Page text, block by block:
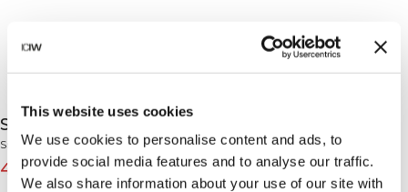
This website uses cookies
We use cookies to personalise content and ads, to
provide social media features and to analyse our traffic.
We also share information about your use of our site with
Smooth Seamless V-Shape Tights Juicy Mauve
Smooth Collection
47€79€ (-40%)